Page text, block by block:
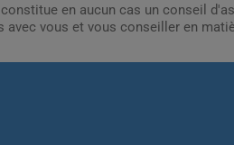
en aucun cas un conseil
avec vous et vous conseiller en